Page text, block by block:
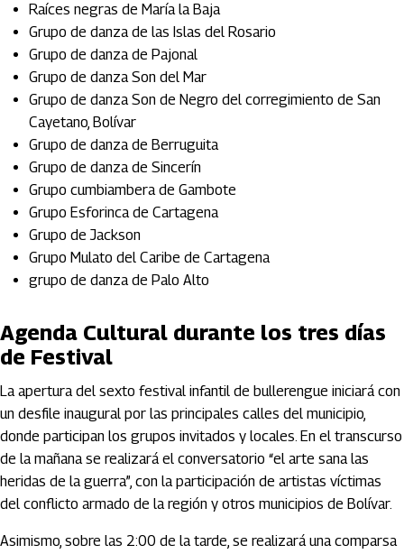
Raíces negras de María la Baja
Grupo de danza de las Islas del Rosario
Grupo de danza de Pajonal
Grupo de danza Son del Mar
Grupo de danza Son de Negro del corregimiento de San
Cayetano, Bolívar
Grupo de danza de Berruguita
Grupo de danza de Sincerín
Grupo cumbiambera de Gambote
Grupo Esforinca de Cartagena
Grupo de Jackson
Grupo Mulato del Caribe de Cartagena
grupo de danza de Palo Alto
Agenda Cultural durante los tres días
de Festival
La apertura del sexto festival infantil de bullerengue iniciará con
un desfile inaugural por las principales calles del municipio,
donde participan los grupos invitados y locales. En el transcurso
de la mañana se realizará el conversatorio “el arte sana las
heridas de la guerra”, con la participación de artistas víctimas
del conflicto armado de la región y otros municipios de Bolívar.
Asimismo, sobre las 2:00 de la tarde, se realizará una comparsa